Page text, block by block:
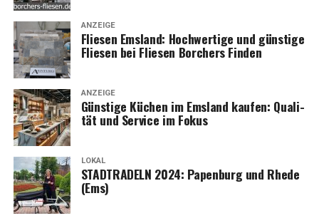
ANZEIGE
Flie­sen Ems­land: Hoch­wer­ti­ge und güns­ti­ge
Flie­sen bei Flie­sen Bor­chers Finden
ANZEIGE
Güns­ti­ge Küchen im Ems­land kau­fen: Qua­li­
tät und Ser­vice im Fokus
LOKAL
STADTRADELN 2024: Papen­burg und Rhe­de
(Ems)